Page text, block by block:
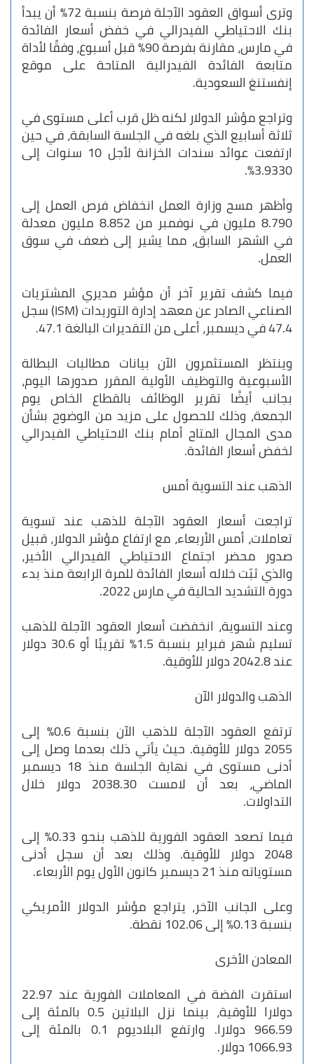
وترى أسواق العقود الآجلة فرصة بنسبة 72% أن يبدأ
بنك الاحتياطي الفيدرالي في خفض أسعار الفائدة
في مارس، مقارنة بفرصة 90% قبل أسبوع، وفقًا لأداة
متابعة الفائدة الفيدرالية المتاحة على موقع
إنفستنغ السعودية.
وتراجع مؤشر الدولار لكنه ظل قرب أعلى مستوى في
ثلاثة أسابيع الذي بلغه في الجلسة السابقة، في حين
ارتفعت عوائد سندات الخزانة لأجل 10 سنوات إلى
3.9330%.
وأظهر مسح وزارة العمل انخفاض فرص العمل إلى
8.790 مليون في نوفمبر من 8.852 مليون معدلة
في الشهر السابق، مما يشير إلى ضعف في سوق
العمل.
فيما كشف تقرير آخر أن مؤشر مديري المشتريات
الصناعي الصادر عن معهد إدارة التوريدات (ISM) سجل
47.4 في ديسمبر، أعلى من التقديرات البالغة 47.1.
وينتظر المستثمرون الآن بيانات مطالبات البطالة
الأسبوعية والتوظيف الأولية المقرر صدورها اليوم،
بجانب أيضًا تقرير الوظائف بالقطاع الخاص يوم
الجمعة، وذلك للحصول على مزيد من الوضوح بشأن
مدى المجال المتاح أمام بنك الاحتياطي الفيدرالي
لخفض أسعار الفائدة.
الذهب عند التسوية أمس
تراجعت أسعار العقود الآجلة للذهب عند تسوية
تعاملات، أمس الأربعاء، مع ارتفاع مؤشر الدولار، قبيل
صدور محضر اجتماع الاحتياطي الفيدرالي الأخير،
والذي ثبّت خلاله أسعار الفائدة للمرة الرابعة منذ بدء
دورة التشديد الحالية في مارس 2022.
وعند التسوية، انخفضت أسعار العقود الآجلة للذهب
تسليم شهر فبراير بنسبة 1.5% تقريبًا أو 30.6 دولار
عند 2042.8 دولار للأوقية.
الذهب والدولار الآن
ترتفع العقود الآجلة للذهب الآن بنسبة 0.6% إلى
2055 دولار للأوقية. حيث يأتي ذلك بعدما وصل إلى
أدنى مستوى في نهاية الجلسة منذ 18 ديسمبر
الماضي، بعد أن لامست 2038.30 دولار خلال
التداولات.
فيما تصعد العقود الفورية للذهب بنحو 0.33% إلى
2048 دولار للأوقية. وذلك بعد أن سجل أدنى
مستوياته منذ 21 ديسمبر كانون الأول يوم الأربعاء.
وعلى الجانب الآخر، يتراجع مؤشر الدولار الأمريكي
بنسبة 0.13% إلى 102.06 نقطة.
المعادن الأخرى
استقرت الفضة في المعاملات الفورية عند 22.97
دولارا للأوقية، بينما نزل البلاتين 0.5 بالمئة إلى
966.59 دولارا. وارتفع البلاديوم 0.1 بالمئة إلى
1066.93 دولار.